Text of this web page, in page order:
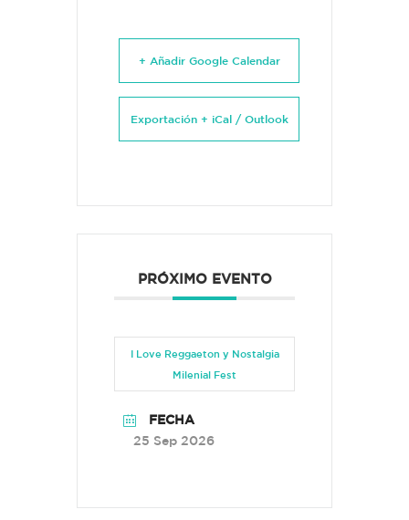
+ Añadir Google Calendar
Exportación + iCal / Outlook
PRÓXIMO EVENTO
I Love Reggaeton y Nostalgia
Milenial Fest
FECHA
25 Sep 2026